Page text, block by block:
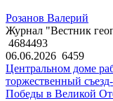
Розанов Валерий
Журнал "Вестник
4684493
06.06.2026 6459
Центральном доме
торжественный
Победы в Великой